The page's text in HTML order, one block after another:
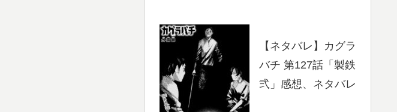
【ネタバレ】カグラ
バチ 第127話「製鉄
弐」感想、ネタバレ